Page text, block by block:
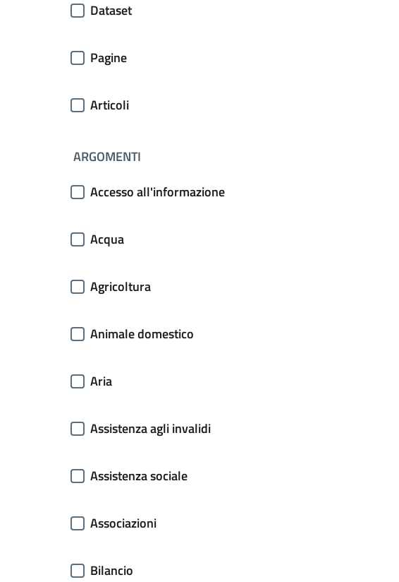
Dataset
Pagine
Articoli
ARGOMENTI
Accesso all'informazione
Acqua
Agricoltura
Animale domestico
Aria
Assistenza agli invalidi
Assistenza sociale
Associazioni
Bilancio